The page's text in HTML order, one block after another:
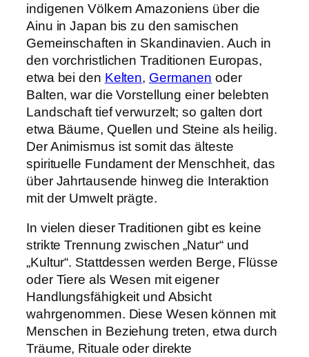
indigenen Völkern Amazoniens über die
Ainu in Japan bis zu den samischen
Gemeinschaften in Skandinavien. Auch in
den vorchristlichen Traditionen Europas,
etwa bei den Kelten, Germanen oder
Balten, war die Vorstellung einer belebten
Landschaft tief verwurzelt; so galten dort
etwa Bäume, Quellen und Steine als heilig.
Der Animismus ist somit das älteste
spirituelle Fundament der Menschheit, das
über Jahrtausende hinweg die Interaktion
mit der Umwelt prägte.
In vielen dieser Traditionen gibt es keine
strikte Trennung zwischen „Natur“ und
„Kultur“. Stattdessen werden Berge, Flüsse
oder Tiere als Wesen mit eigener
Handlungsfähigkeit und Absicht
wahrgenommen. Diese Wesen können mit
Menschen in Beziehung treten, etwa durch
Träume, Rituale oder direkte